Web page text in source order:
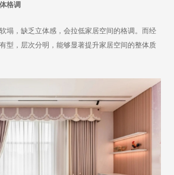
格调
，缺乏立体感，会拉低家居空间的格调。而经
型，层次分明，能够显著提升家居空间的整体质